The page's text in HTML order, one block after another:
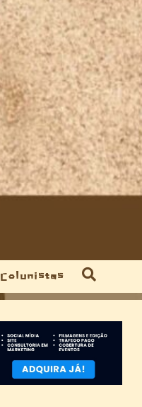
Colunistas